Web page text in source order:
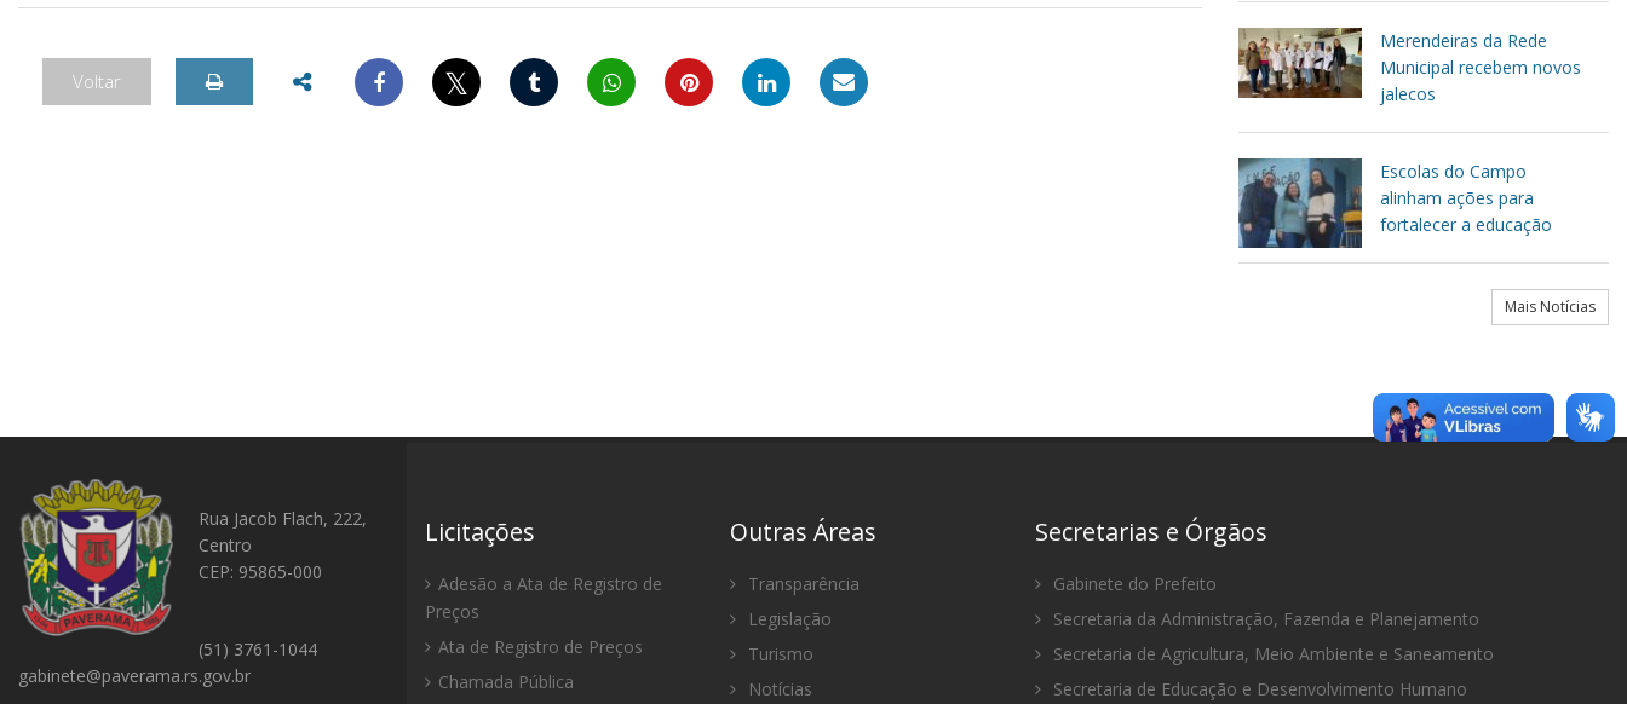
Voltar 𝕏
Merendeiras da Rede
Municipal recebem novos
jalecos
Escolas do Campo
alinham ações para
fortalecer a educação
Mais Notícias
Rua Jacob Flach, 222,
Centro
CEP: 95865-000
(51) 3761-1044
gabinete@paverama.rs.gov.br
Licitações
Adesão a Ata de Registro de
Preços
Ata de Registro de Preços
Chamada Pública
Outras Áreas
Transparência
Legislação
Turismo
Notícias
Secretarias e Órgãos
Gabinete do Prefeito
Secretaria da Administração, Fazenda e Planejamento
Secretaria de Agricultura, Meio Ambiente e Saneamento
Secretaria de Educação e Desenvolvimento Humano